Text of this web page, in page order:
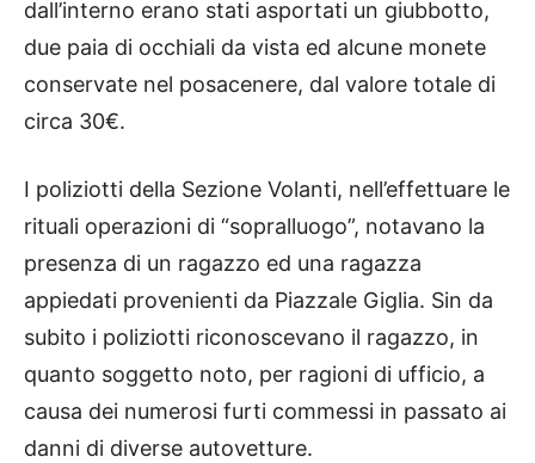
dall’interno erano stati asportati un giubbotto,
due paia di occhiali da vista ed alcune monete
conservate nel posacenere, dal valore totale di
circa 30€.
I poliziotti della Sezione Volanti, nell’effettuare le
rituali operazioni di “sopralluogo”, notavano la
presenza di un ragazzo ed una ragazza
appiedati provenienti da Piazzale Giglia. Sin da
subito i poliziotti riconoscevano il ragazzo, in
quanto soggetto noto, per ragioni di ufficio, a
causa dei numerosi furti commessi in passato ai
danni di diverse autovetture.